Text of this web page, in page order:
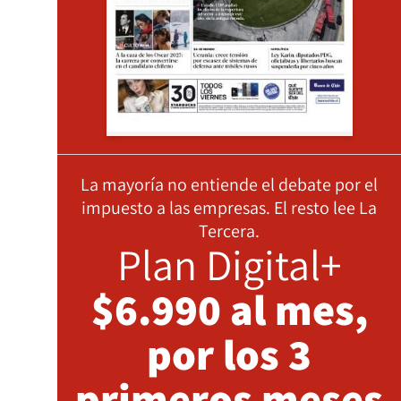
La mayoría no entiende el debate por el
impuesto a las empresas. El resto lee La
Tercera.
Plan Digital+
$6.990 al mes,
por los 3